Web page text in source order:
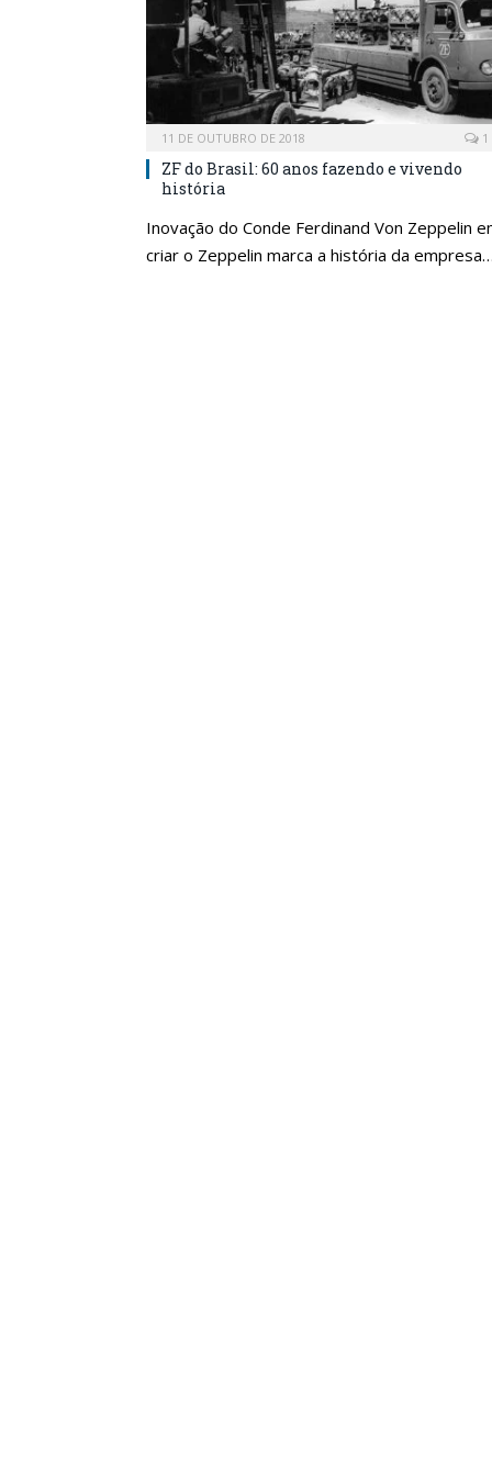
11 DE OUTUBRO DE 2018 1
ZF do Brasil: 60 anos fazendo e vivendo
história
Inovação do Conde Ferdinand Von Zeppelin
criar o Zeppelin marca a história da